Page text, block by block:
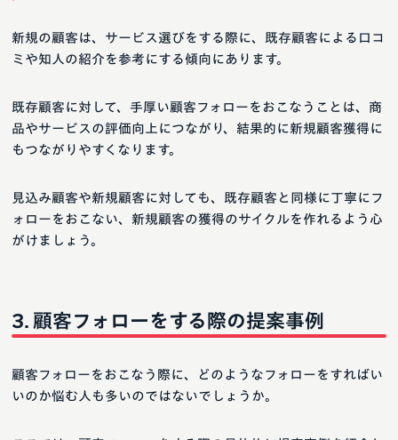
新規の顧客は、サービス選びをする際に、既存顧客による口コ
ミや知人の紹介を参考にする傾向にあります。
既存顧客に対して、手厚い顧客フォローをおこなうことは、商
品やサービスの評価向上につながり、結果的に新規顧客獲得に
もつながりやすくなります。
見込み顧客や新規顧客に対しても、既存顧客と同様に丁寧にフ
ォローをおこない、新規顧客の獲得のサイクルを作れるよう心
がけましょう。
顧客フォローをする際の提案事例
顧客フォローをおこなう際に、どのようなフォローをすればい
いのか悩む人も多いのではないでしょうか。